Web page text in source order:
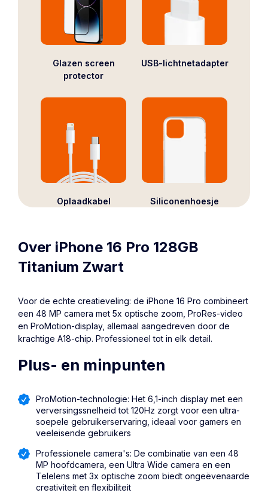
Glazen screen
protector
USB-lichtnetadapter
Oplaadkabel Siliconenhoesje
Over iPhone 16 Pro 128GB
Titanium Zwart
Voor de echte creatieveling: de iPhone 16 Pro combineert
een 48 MP camera met 5x optische zoom, ProRes-video
en ProMotion-display, allemaal aangedreven door de
krachtige A18-chip. Professioneel tot in elk detail.
Plus- en minpunten
ProMotion-technologie: Het 6,1-inch display met een
verversingssnelheid tot 120Hz zorgt voor een ultra-
soepele gebruikerservaring, ideaal voor gamers en
veeleisende gebruikers
Professionele camera's: De combinatie van een 48
MP hoofdcamera, een Ultra Wide camera en een
Telelens met 3x optische zoom biedt ongeëvenaarde
creativiteit en flexibiliteit